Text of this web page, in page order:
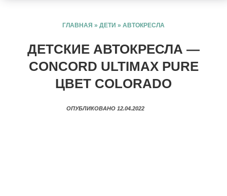
ГЛАВНАЯ » ДЕТИ » АВТОКРЕСЛА
ДЕТСКИЕ АВТОКРЕСЛА —
CONCORD ULTIMAX PURE
ЦВЕТ COLORADO
ОПУБЛИКОВАНО 12.04.2022